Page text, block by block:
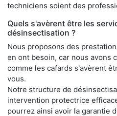
techniciens soient des
Quels s'avèrent être les
désinsectisation ?
Nous proposons des
en ont besoin, car nous avons
comme les cafards s'avèrent
vous.
Notre structure de
intervention protectrice
pourrez ainsi avoir la garantie